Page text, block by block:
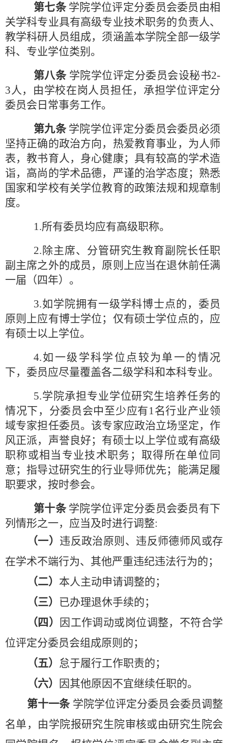
第七条 学院学位评定分委员会委员由相
关学科专业具有高级专业技术职务的负责人、
教学科研人员组成，须涵盖本学院全部一级学
科、专业学位类别。
第八条 学院学位评定分委员会设秘书2-
3人，由学校在岗人员担任，承担学位评定分
委员会日常事务工作。
第九条 学院学位评定分委员会委员必须
坚持正确的政治方向，热爱教育事业，为人师
表，教书育人，身心健康；具有较高的学术造
诣，高尚的学术品德，严谨的治学态度；熟悉
国家和学校有关学位教育的政策法规和规章制
度。
1.所有委员均应有高级职称。
2.除主席、分管研究生教育副院长任职
副主席之外的成员，原则上应当在退休前任满
一届（四年）。
3.如学院拥有一级学科博士点的，委员
原则上应有博士学位；仅有硕士学位点的，应
有硕士以上学位。
4.如一级学科学位点较为单一的情况
下，委员应尽量覆盖各二级学科和本科专业。
5.学院承担专业学位研究生培养任务的
情况下，分委员会中至少应有1名行业产业领
域专家担任委员。该专家应政治立场坚定，作
风正派，声誉良好；有硕士以上学位或有高级
职称或相当专业技术职务；取得所在单位同
意；指导过研究生的行业导师优先；能满足履
职要求，按时参会。
第十条 学院学位评定分委员会委员有下
列情形之一，应当及时进行调整:
（一） 违反政治原则、违反师德师风或存
在学术不端行为、其他严重违纪违法行为的；
（二） 本人主动申请调整的；
（三） 已办理退休手续的；
（四）
因工作调动或岗位调整，不符合学
位评定分委员会组成原则的；
（五） 怠于履行工作职责的；
（六）
因其他原因不宜继续任职的。
第十一条 学院学位评定分委员会委员调整
名单，由学院报研究生院审核或由研究生院会